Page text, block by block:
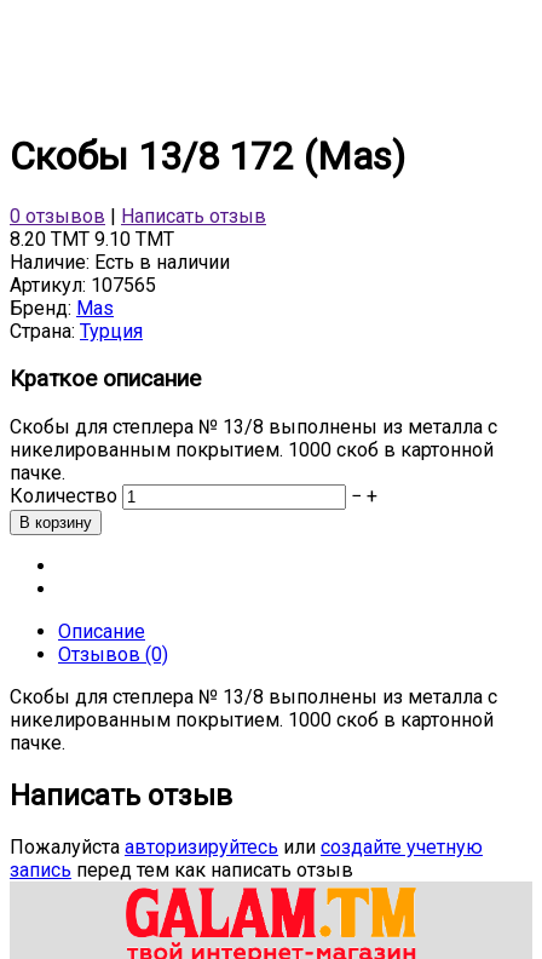
Cкобы 13/8 172 (Mas)
0 отзывов
Написать отзыв
8.20 TMT 9.10 TMT
Наличие: Есть в наличии
Артикул: 107565
Бренд: Mas
Страна: Турция
Краткое описание
Скобы для степлера № 13/8 выполнены из металла с
никелированным покрытием. 1000 скоб в картонной
пачке.
Количество
− +
Описание
Отзывов (0)
Скобы для степлера № 13/8 выполнены из металла с
никелированным покрытием. 1000 скоб в картонной
пачке.
Написать отзыв
Пожалуйста авторизируйтесь или создайте учетную
запись перед тем как написать отзыв